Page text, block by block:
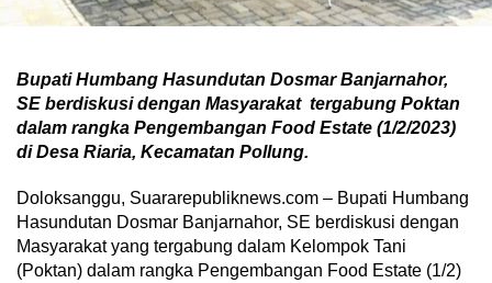
Bupati Humbang Hasundutan Dosmar Banjarnahor,
SE berdiskusi dengan Masyarakat tergabung Poktan
dalam rangka Pengembangan Food Estate (1/2/2023)
di Desa Riaria, Kecamatan Pollung.
Doloksanggu, Suararepubliknews.com – Bupati Humbang
Hasundutan Dosmar Banjarnahor, SE berdiskusi dengan
Masyarakat yang tergabung dalam Kelompok Tani
(Poktan) dalam rangka Pengembangan Food Estate (1/2)